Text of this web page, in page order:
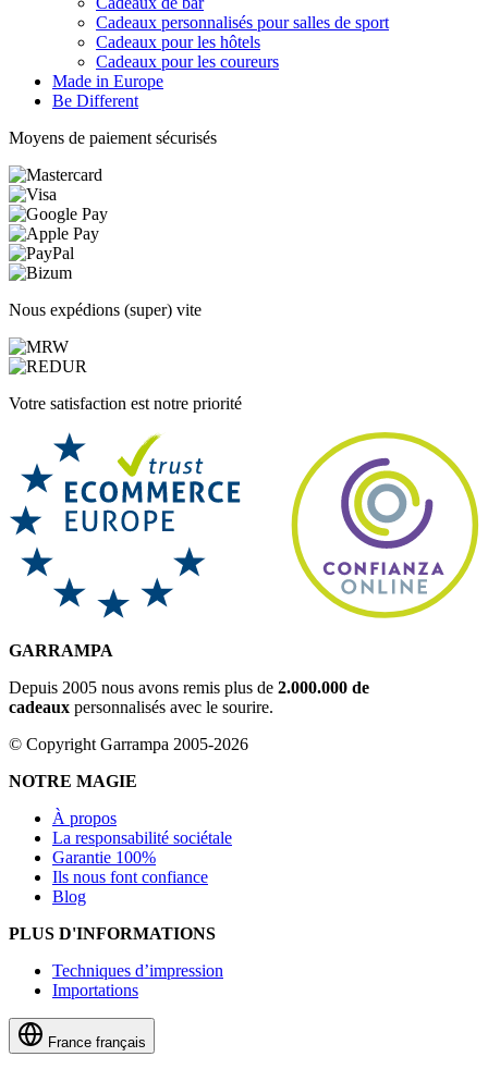
Cadeaux personnalisés pour salles de sport
Cadeaux pour les hôtels
Cadeaux pour les coureurs
Made in Europe
Be Different
Moyens de paiement sécurisés
Nous expédions (super) vite
Votre satisfaction est notre priorité
GARRAMPA
Depuis 2005 nous avons remis plus de 2.000.000 de
cadeaux personnalisés avec le sourire.
© Copyright Garrampa 2005-2026
NOTRE MAGIE
À propos
La responsabilité sociétale
Garantie 100%
Ils nous font confiance
Blog
PLUS D'INFORMATIONS
Techniques d’impression
Importations
France français